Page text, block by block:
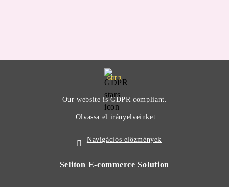
GDPR
Our website is GDPR compliant.
Olvassa el irányelveinket
Navigációs előzmények
Seliton E-commerce Solution